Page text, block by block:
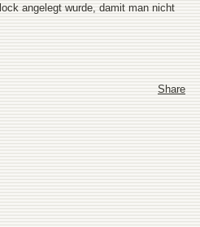
angelegt wurde, damit man nicht
Share